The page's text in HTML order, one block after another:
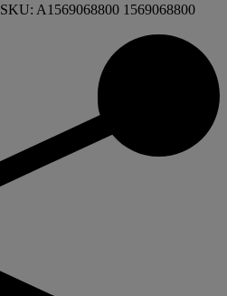
SKU: A1569068800 1569068800